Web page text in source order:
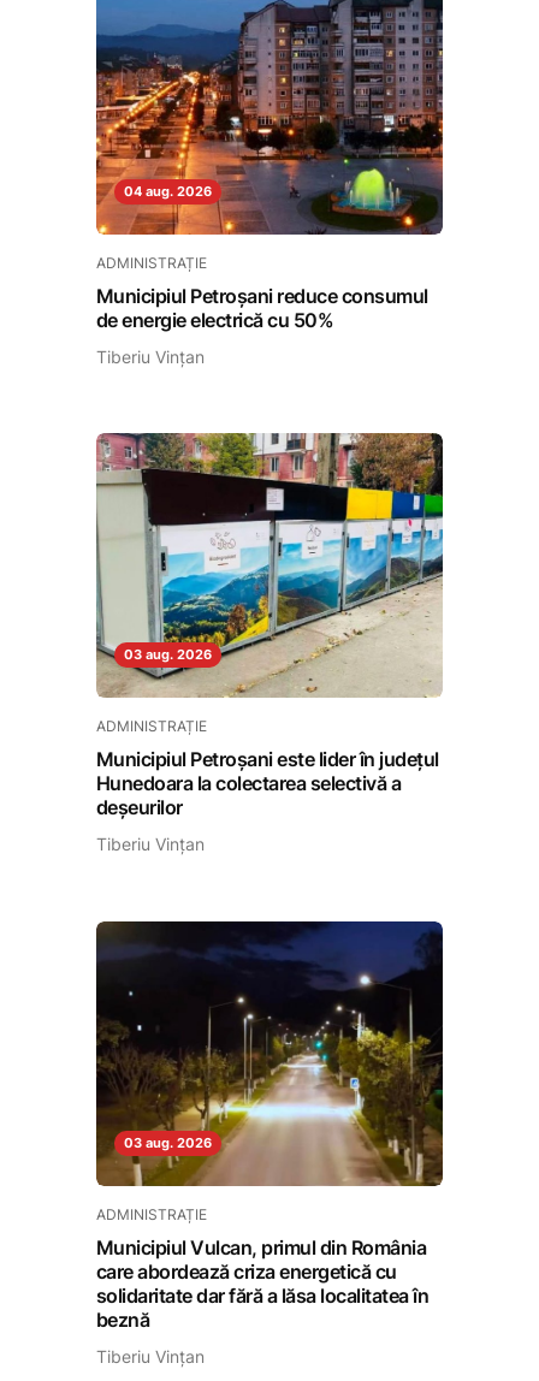
04 aug. 2026
ADMINISTRAȚIE
Municipiul Petroșani reduce consumul
de energie electrică cu 50%
Tiberiu Vințan
03 aug. 2026
ADMINISTRAȚIE
Municipiul Petroșani este lider în județul
Hunedoara la colectarea selectivă a
deșeurilor
Tiberiu Vințan
03 aug. 2026
ADMINISTRAȚIE
Municipiul Vulcan, primul din România
care abordează criza energetică cu
solidaritate dar fără a lăsa localitatea în
beznă
Tiberiu Vințan